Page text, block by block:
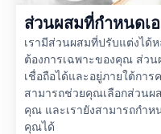
ส่วนผสมที่กำหนดเ
เรามีส่วนผสมที่ปรับแต่งได้
ต้องการเฉพาะของคุณ ส่วน
เชื่อถือได้และอยู่ภายใต้กา
สามารถช่วยคุณเลือกส่วน
คุณ และเรายังสามารถกำ
คุณได้